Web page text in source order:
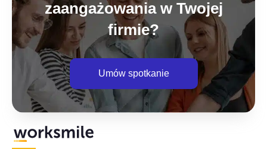
zaangażowania w Twojej
firmie?
Umów spotkanie